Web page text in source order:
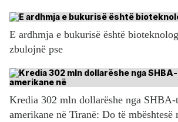
E ardhmja e bukurisë është
zbulojnë pse
Kredia 302 mln dollarëshe nga SHBA-
amerikane në Tiranë: Do të